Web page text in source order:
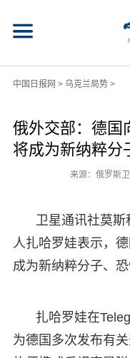
中国日报网 > 乌克兰局势>
俄外交部：德国
将成为新纳粹分
来源：俄罗斯
卫星通讯社莫
人扎哈罗娃表示，
成为新纳粹分子、
扎哈罗娃在
为德国多次发布有